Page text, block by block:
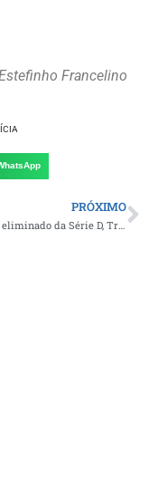
Francelino
PRÓXIMO
Após ser eliminado da Série D, Treze é alvo de arrombamento e tem material esportivo furtado em Campina Grande